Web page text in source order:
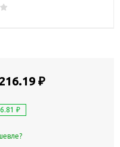
₽
₽